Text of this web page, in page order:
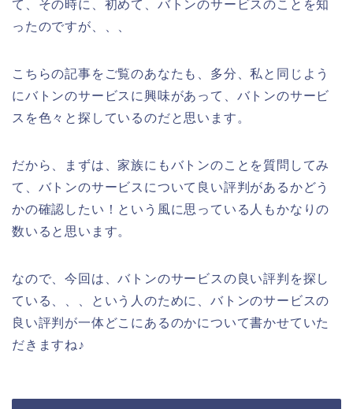
て、その時に、初めて、バトンのサービスのことを知
ったのですが、、、
こちらの記事をご覧のあなたも、多分、私と同じよう
にバトンのサービスに興味があって、バトンのサービ
スを色々と探しているのだと思います。
だから、まずは、家族にもバトンのことを質問してみ
て、バトンのサービスについて良い評判があるかどう
かの確認したい！という風に思っている人もかなりの
数いると思います。
なので、今回は、バトンのサービスの良い評判を探し
ている、、、という人のために、バトンのサービスの
良い評判が一体どこにあるのかについて書かせていた
だきますね♪